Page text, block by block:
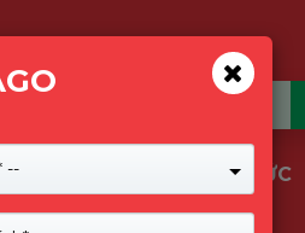
& GIẢI PHÁP TIN TỨC
--